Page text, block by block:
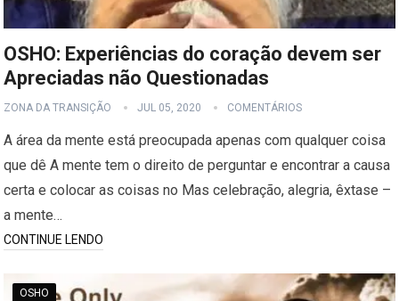
OSHO: Experiências do coração devem ser
Apreciadas não Questionadas
ZONA DA TRANSIÇÃO JUL 05, 2020 COMENTÁRIOS
A área da mente está preocupada apenas com qualquer coisa
que dê A mente tem o direito de perguntar e encontrar a causa
certa e colocar as coisas no Mas celebração, alegria, êxtase –
a mente…
CONTINUE LENDO
OSHO